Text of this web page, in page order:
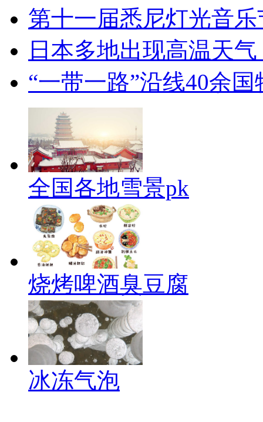
第十一届悉尼灯光音
日本多地出现高温天
“一带一路”沿线40余
全国各地雪景pk
烧烤啤酒臭豆腐
冰冻气泡